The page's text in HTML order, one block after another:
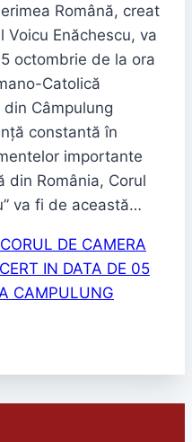
Română, creat
Enăchescu, va
octombrie de la ora
Catolică
din Câmpulung
constantă în
importante
din România, Corul
va fi de această…
CORUL DE CAMERA
IN DATA DE 05
CAMPULUNG